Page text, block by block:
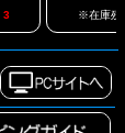
3 ※在庫残